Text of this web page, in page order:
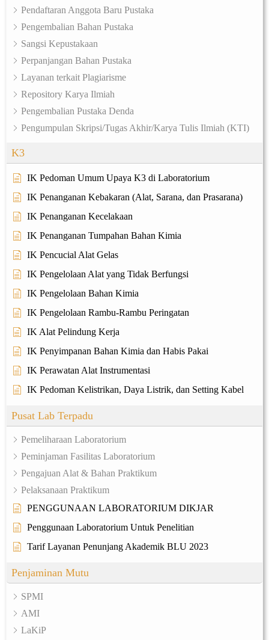
Pendaftaran Anggota Baru Pustaka
Pengembalian Bahan Pustaka
Sangsi Kepustakaan
Perpanjangan Bahan Pustaka
Layanan terkait Plagiarisme
Repository Karya Ilmiah
Pengembalian Pustaka Denda
Pengumpulan Skripsi/Tugas Akhir/Karya Tulis Ilmiah (KTI)
K3
IK Pedoman Umum Upaya K3 di Laboratorium
IK Penanganan Kebakaran (Alat, Sarana, dan Prasarana)
IK Penanganan Kecelakaan
IK Penanganan Tumpahan Bahan Kimia
IK Pencucial Alat Gelas
IK Pengelolaan Alat yang Tidak Berfungsi
IK Pengelolaan Bahan Kimia
IK Pengelolaan Rambu-Rambu Peringatan
IK Alat Pelindung Kerja
IK Penyimpanan Bahan Kimia dan Habis Pakai
IK Perawatan Alat Instrumentasi
IK Pedoman Kelistrikan, Daya Listrik, dan Setting Kabel
Pusat Lab Terpadu
Pemeliharaan Laboratorium
Peminjaman Fasilitas Laboratorium
Pengajuan Alat & Bahan Praktikum
Pelaksanaan Praktikum
PENGGUNAAN LABORATORIUM DIKJAR
Penggunaan Laboratorium Untuk Penelitian
Tarif Layanan Penunjang Akademik BLU 2023
Penjaminan Mutu
SPMI
AMI
LaKiP